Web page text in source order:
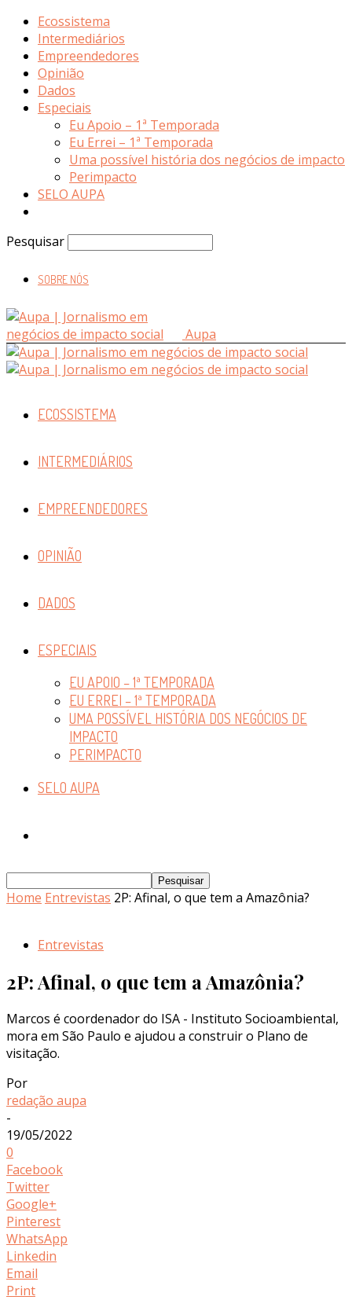
Ecossistema
Intermediários
Empreendedores
Opinião
Dados
Especiais
Eu Apoio – 1ª Temporada
Eu Errei – 1ª Temporada
Uma possível história dos negócios de impacto
Perimpacto
SELO AUPA
Pesquisar
SOBRE NÓS
Aupa
ECOSSISTEMA
INTERMEDIÁRIOS
EMPREENDEDORES
OPINIÃO
DADOS
ESPECIAIS
EU APOIO – 1ª TEMPORADA
EU ERREI – 1ª TEMPORADA
UMA POSSÍVEL HISTÓRIA DOS NEGÓCIOS DE
IMPACTO
PERIMPACTO
SELO AUPA
Home Entrevistas 2P: Afinal, o que tem a Amazônia?
Entrevistas
2P: Afinal, o que tem a Amazônia?
Marcos é coordenador do ISA - Instituto Socioambiental,
mora em São Paulo e ajudou a construir o Plano de
visitação.
Por
redação aupa
-
19/05/2022
0
Facebook
Twitter
Google+
Pinterest
WhatsApp
Linkedin
Email
Print